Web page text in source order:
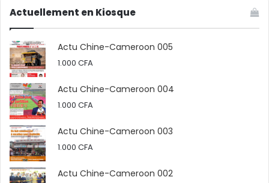
Sur le lieu du projet, l’ensemble des équipes est
mobilisé et le temps cours vers sa fin. Kribi Conteneurs
Actuellement en Kiosque
Actu Chine-Cameroon 005
1.000 CFA
Actu Chine-Cameroon 004
1.000 CFA
Actu Chine-Cameroon 003
1.000 CFA
Actu Chine-Cameroon 002